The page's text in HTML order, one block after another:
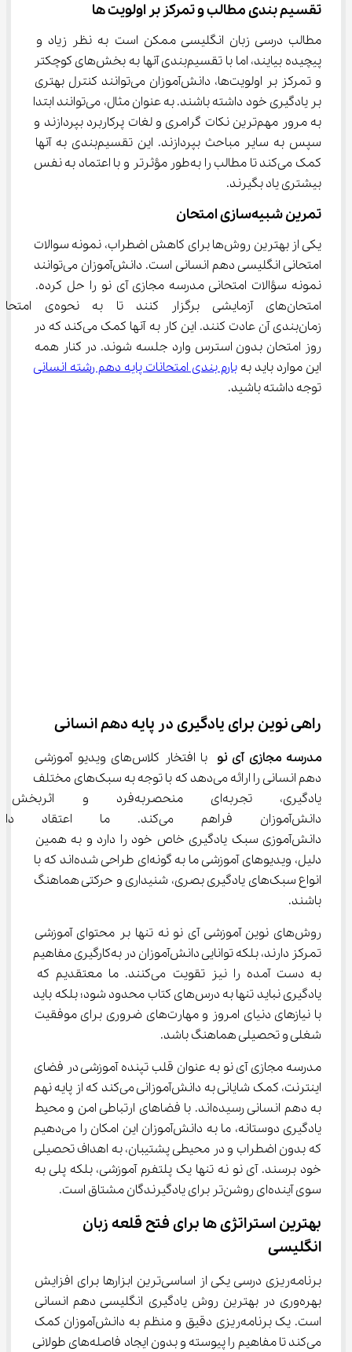
تقسیم ‌بندی مطالب و تمرکز بر اولویت ‌ها
مطالب درسی زبان انگلیسی ممکن است به نظر زیاد و
پیچیده بیایند، اما با تقسیم‌بندی آنها به بخش‌های کوچکتر
و تمرکز بر اولویت‌ها، دانش‌آموزان می‌توانند کنترل بهتری
بر یادگیری خود داشته باشند. به عنوان مثال، می‌توانند ابتدا
به مرور مهم‌ترین نکات گرامری و لغات پرکاربرد بپردازند و
سپس به سایر مباحث بپردازند. این تقسیم‌بندی به آنها
کمک می‌کند تا مطالب را به‌طور مؤثرتر و با اعتماد به نفس
بیشتری یاد بگیرند.
تمرین شبیه‌سازی امتحان
یکی از بهترین روش‌ها برای کاهش اضطراب، نمونه سوالات
امتحانی انگلیسی دهم انسانی است. دانش‌آموزان می‌توانند
نمونه سؤالات امتحانی مدرسه مجازی آی نو را حل کرده.
امتحان‌های آزمایشی برگزار کنند
زمان‌بندی آن عادت کنند. این کار به آنها کمک می‌کند که در
روز امتحان بدون استرس وارد جلسه شوند. در کنار همه
این موارد باید به بارم بندی امتحانات پایه دهم رشته انسانی
توجه داشته باشید.
راهی نوین برای یادگیری در پایه دهم انسانی
مدرسه مجازی آی نو
با افتخار کلاس‌های ویدیو آموزشی
دهم انسانی را ارائه می‌دهد که با توجه به سبک‌های مختلف
یادگیری، تجربه‌ای
دانش‌آموزان فراهم می‌کند. ما
دانش‌آموزی سبک یادگیری خاص خود را دارد و به همین
دلیل، ویدیوهای آموزشی ما به گونه‌ای طراحی شده‌اند که با
انواع سبک‌های یادگیری بصری، شنیداری و حرکتی هماهنگ
باشند.
روش‌های نوین آموزشی آی نو نه تنها بر محتوای آموزشی
تمرکز دارند، بلکه توانایی دانش‌آموزان در به‌کارگیری مفاهیم
به دست آمده را نیز تقویت می‌کنند. ما معتقدیم که
یادگیری نباید تنها به درس‌های کتاب محدود شود؛ بلکه باید
با نیازهای دنیای امروز و مهارت‌های ضروری برای موفقیت
شغلی و تحصیلی هماهنگ باشد.
مدرسه مجازی آی نو به عنوان قلب تپنده آموزشی در فضای
اینترنت، کمک شایانی به دانش‌آموزانی می‌کند که از پایه نهم
به دهم انسانی رسیده‌اند. با فضاهای ارتباطی امن و محیط
یادگیری دوستانه، ما به دانش‌آموزان این امکان را می‌دهیم
که بدون اضطراب و در محیطی پشتیبان، به اهداف تحصیلی
خود برسند. آی نو نه تنها یک پلتفرم آموزشی، بلکه پلی به
سوی آینده‌ای روشن‌تر برای یادگیرندگان مشتاق است.
بهترین استراتژی ‌ها برای فتح قلعه زبان
انگلیسی
برنامه‌ریزی درسی یکی از اساسی‌ترین ابزارها برای افزایش
بهره‌وری در بهترین روش یادگیری انگلیسی دهم انسانی
است. یک برنامه‌ریزی دقیق و منظم به دانش‌آموزان کمک
می‌کند تا مفاهیم را پیوسته و بدون ایجاد فاصله‌های طولانی